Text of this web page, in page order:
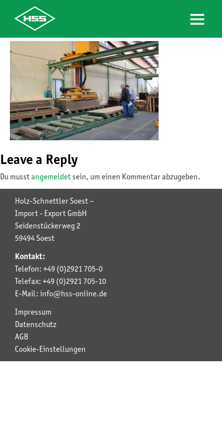
Skip
Leave a Reply
Du musstangemeldetsein, um einen Kommentar abzugeben.
Holz-Schnettler Soest –
Import - Export GmbH
Seidenstückerweg 2
59494 Soest
Kontakt:
Telefon: +49 (0)2921 705-0
Telefax: +49 (0)2921 705-10
E-Mail: info@hss-online.de
Impressum
Datenschutz
AGB
Cookie-Einstellungen